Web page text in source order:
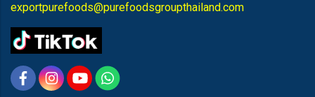
exportpurefoods@purefoodsgroupthailand.com